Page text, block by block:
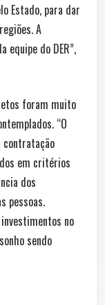
Estado, para dar
A
equipe do DER”,
foram muito
“O
contratação
em critérios
dos
pessoas.
no
sendo